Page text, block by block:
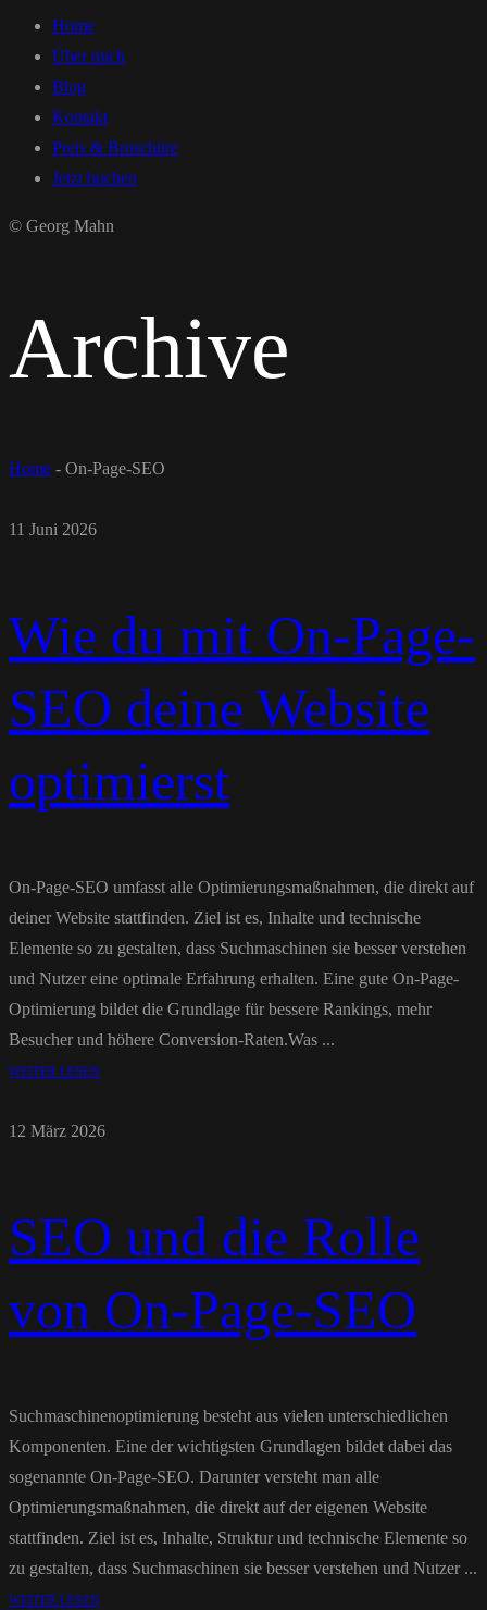
Home
Über mich
Blog
Kontakt
Preis & Broschüre
Jetzt buchen
© Georg Mahn
Archive
Home - On-Page-SEO
11 Juni 2026
Wie du mit On-Page-
SEO deine Website
optimierst
On-Page-SEO umfasst alle Optimierungsmaßnahmen, die direkt auf
deiner Website stattfinden. Ziel ist es, Inhalte und technische
Elemente so zu gestalten, dass Suchmaschinen sie besser verstehen
und Nutzer eine optimale Erfahrung erhalten. Eine gute On-Page-
Optimierung bildet die Grundlage für bessere Rankings, mehr
Besucher und höhere Conversion-Raten.Was ...
WEITER LESEN
12 März 2026
SEO und die Rolle
von On-Page-SEO
Suchmaschinenoptimierung besteht aus vielen unterschiedlichen
Komponenten. Eine der wichtigsten Grundlagen bildet dabei das
sogenannte On-Page-SEO. Darunter versteht man alle
Optimierungsmaßnahmen, die direkt auf der eigenen Website
stattfinden. Ziel ist es, Inhalte, Struktur und technische Elemente so
zu gestalten, dass Suchmaschinen sie besser verstehen und Nutzer ...
WEITER LESEN